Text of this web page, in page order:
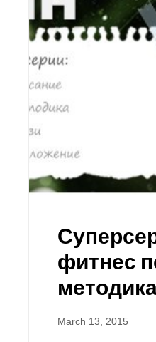
фитнес
March 13, 2015